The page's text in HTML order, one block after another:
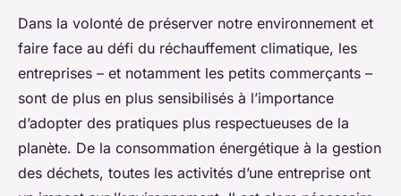
Dans la volonté de préserver notre environnement et
faire face au défi du réchauffement climatique, les
entreprises – et notamment les petits commerçants –
sont de plus en plus sensibilisés à l’importance
d’adopter des pratiques plus respectueuses de la
planète. De la consommation énergétique à la gestion
des déchets, toutes les activités d’une entreprise ont